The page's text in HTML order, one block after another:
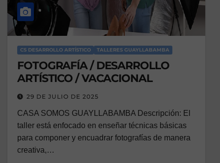
CS DESARROLLO ARTÍSTICO TALLERES GUAYLLABAMBA
FOTOGRAFÍA / DESARROLLO
ARTÍSTICO / VACACIONAL
29 DE JULIO DE 2025
CASA SOMOS GUAYLLABAMBA Descripción: El
taller está enfocado en enseñar técnicas básicas
para componer y encuadrar fotografías de manera
creativa,…